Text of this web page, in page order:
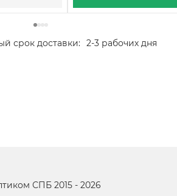
срок доставки: 2-3 рабочих дня
СПБ 2015 - 2026